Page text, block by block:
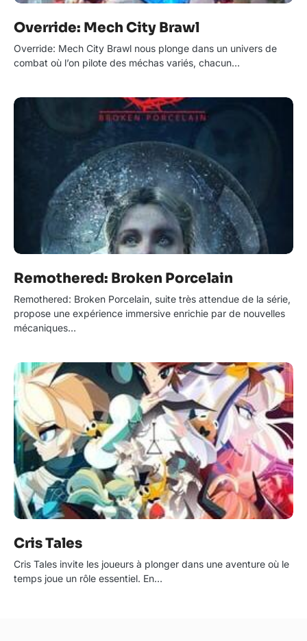
Override: Mech City Brawl
Override: Mech City Brawl nous plonge dans un univers de
combat où l’on pilote des méchas variés, chacun…
Remothered: Broken Porcelain
Remothered: Broken Porcelain, suite très attendue de la série,
propose une expérience immersive enrichie par de nouvelles
mécaniques…
Cris Tales
Cris Tales invite les joueurs à plonger dans une aventure où le
temps joue un rôle essentiel. En…